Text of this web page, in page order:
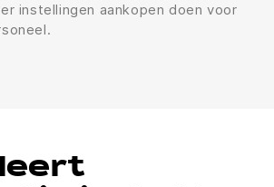
instellingen aankopen doen voor